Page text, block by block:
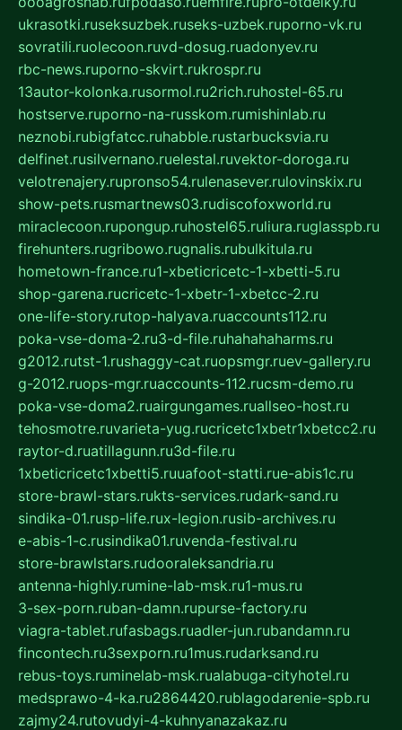
ukrasotki.ruseksuzbek.ruseks-uzbek.ruporno-vk.ru
sovratili.ruolecoon.ruvd-dosug.ruadonyev.ru
rbc-news.ruporno-skvirt.rukrospr.ru
13autor-kolonka.rusormol.ru2rich.ruhostel-65.ru
hostserve.ruporno-na-russkom.rumishinlab.ru
neznobi.rubigfatcc.ruhabble.rustarbucksvia.ru
delfinet.rusilvernano.ruelestal.ruvektor-doroga.ru
velotrenajery.rupronso54.rulenasever.rulovinskix.ru
show-pets.rusmartnews03.rudiscofoxworld.ru
miraclecoon.rupongup.ruhostel65.ruliura.ruglasspb.ru
firehunters.rugribowo.rugnalis.rubulkitula.ru
hometown-france.ru1-xbeticricetc-1-xbetti-5.ru
shop-garena.rucricetc-1-xbetr-1-xbetcc-2.ru
one-life-story.rutop-halyava.ruaccounts112.ru
poka-vse-doma-2.ru3-d-file.ruhahahaharms.ru
g2012.rutst-1.rushaggy-cat.ruopsmgr.ruev-gallery.ru
g-2012.ruops-mgr.ruaccounts-112.rucsm-demo.ru
poka-vse-doma2.ruairgungames.ruallseo-host.ru
tehosmotre.ruvarieta-yug.rucricetc1xbetr1xbetcc2.ru
raytor-d.ruatillagunn.ru3d-file.ru
1xbeticricetc1xbetti5.ruuafoot-statti.rue-abis1c.ru
store-brawl-stars.rukts-services.rudark-sand.ru
sindika-01.rusp-life.rux-legion.rusib-archives.ru
e-abis-1-c.rusindika01.ruvenda-festival.ru
store-brawlstars.rudooraleksandria.ru
antenna-highly.rumine-lab-msk.ru1-mus.ru
3-sex-porn.ruban-damn.rupurse-factory.ru
viagra-tablet.rufasbags.ruadler-jun.rubandamn.ru
fincontech.ru3sexporn.ru1mus.rudarksand.ru
rebus-toys.ruminelab-msk.rualabuga-cityhotel.ru
medsprawo-4-ka.ru2864420.rublagodarenie-spb.ru
zajmy24.rutovudyi-4-kuhnyanazakaz.ru